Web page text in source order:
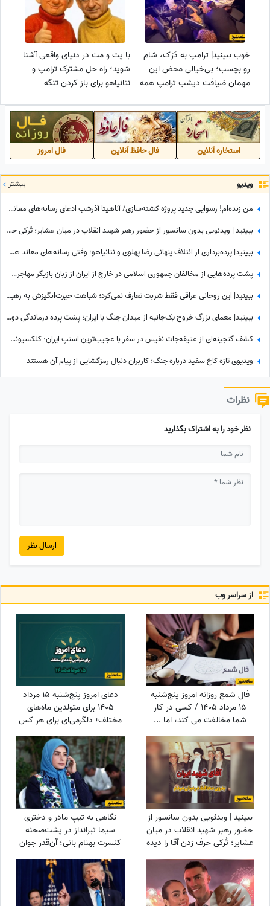
خوب ببینید| ترامپ به دَرَک، شام
رو بچسب؛ بی‌خیالی محض این
مهمان ضیافت دیشب ترامپ همه
با پت و مت در دنیای واقعی آشنا
شوید؛ راه حل مشترک ترامپ و
نتانیاهو برای باز کردن تنگه
استخاره آنلاین فال حافظ آنلاین فال امروز
ویدیو بیشتر
من زنده‌ام! رسوایی جدید پروژه‌ کشته‌سازی/ آناهیتا آذرشب ادعای رسانه‌های معاند درباره کشته‌شدنش را تکذیب کرد
ببینید | ویدئویی بدون سانسور از حضور رهبر شهید انقلاب در میان عشایر؛ تُرکی حرف زدن آقا را دیده بودید؟
ببینید| پرده‌برداری از ائتلاف پنهانی رضا پهلوی و نتانیاهو؛ وقتی رسانه‌های معاند هم به بی‌عرضگی اپوزیسیون اعتراف می‌کنند!
پشت پرده‌هایی از مخالفان جمهوری اسلامی در خارج از ایران از زبان بازیگر مهاجرت کرده / حامیان جمهوری اسلامی جان خود را هم می‌دهند
ببینید| این روحانی عراقی فقط شربت تعارف نمی‌کرد؛ شباهت حیرت‌انگیزش به رهبر شهید انقلاب همه را در این موکب متوقف کرد
ببینید| معمای بزرگ خروج یک‌جانبه از میدان جنگ با ایران؛ پشت پرده درماندگی دولتمردان آمریکایی!
کشف گنجینه‌ای از عتیقه‌جات نفیس در سفر با عجیب‌ترین اسنپ ایران؛ کلکسیونی که همه را شگفت‌زده کرد
ویدیوی تازه کاخ سفید درباره جنگ؛ کاربران دنبال رمزگشایی از پیام آن هستند
نظرات
نظر خود را به اشتراک بگذارید
ارسال نظر
از سراسر وب
فال شمع روزانه امروز پنج‌شنبه
15 مرداد 1405 / کسی در کار
شما مخالفت می کند، اما ...
دعای امروز پنج‌شنبه 15 مرداد
1405 برای متولدین ماه‌های
مختلف؛ دلگرمی‌ای برای هر کس
که در آرزوها و نیازهای زندگی
مانده است
ببینید | ویدئویی بدون سانسور از
حضور رهبر شهید انقلاب در میان
عشایر؛ تُرکی حرف زدن آقا را دیده
بودید؟
نگاهی به تیپ مادر و دختری
سیما تیرانداز در پشت‌صحنه
کنسرت بهنام بانی؛ آن‌قدر جوان
که همه گفتند خواهرش است! +